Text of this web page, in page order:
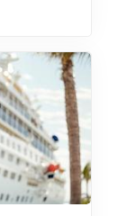
person.